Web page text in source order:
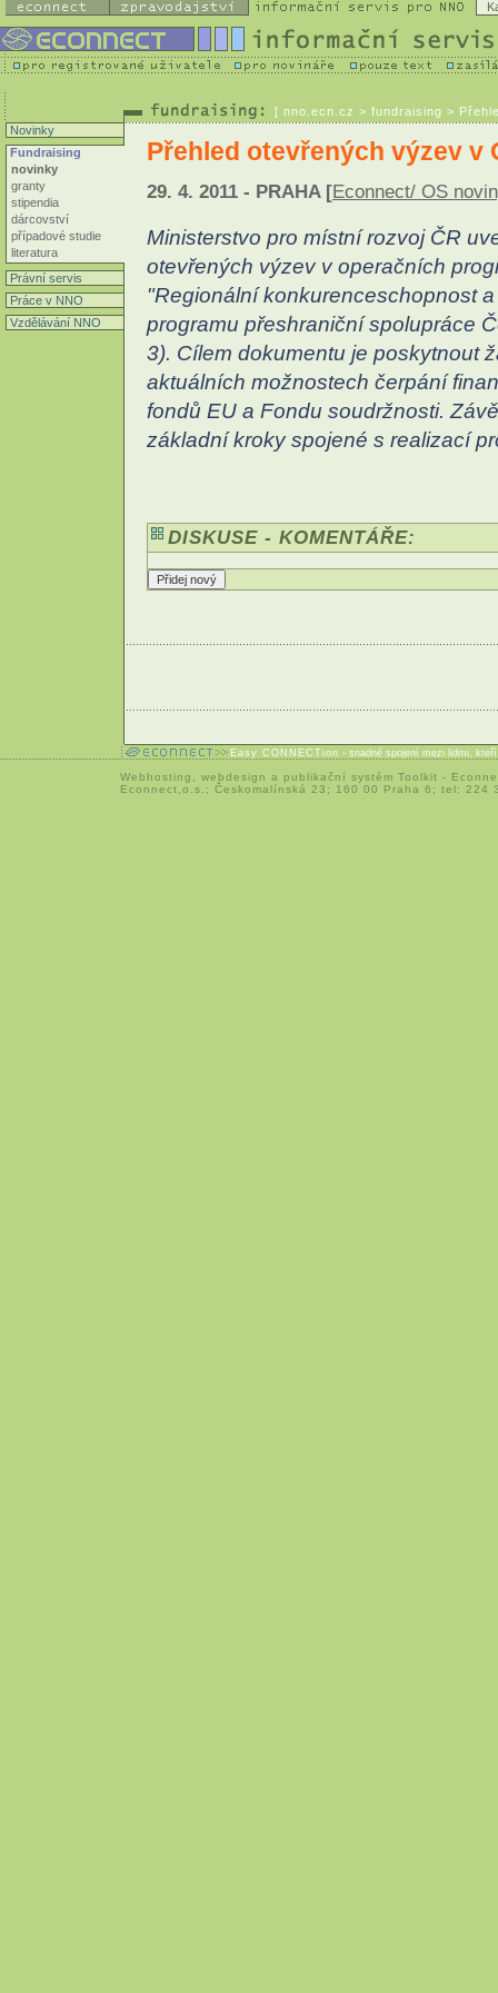
[ nno.ecn.cz > fundraising >
Novinky
Fundraising
novinky
granty
stipendia
dárcovství
případové studie
literatura
Právní servis
Práce v NNO
Vzdělávání NNO
Přehled otevřených výzev v
29. 4. 2011 - PRAHA [Econnect/ OS
Ministerstvo pro místní rozvoj ČR
otevřených výzev v operačních
"Regionální konkurenceschopnost
programu přeshraniční spolupráce
3). Cílem dokumentu je poskytnout
aktuálních možnostech čerpání
fondů EU a Fondu soudržnosti.
základní kroky spojené s realizací
DISKUSE - KOMENTÁŘE:
Easy CONNECTion - snadné spojení mezi lidmi,
Webhosting webdesign a publikační systém Toolkit -
Econnect,o.s.; Českomalínská 23; 160 00 Praha 6; tel: 224